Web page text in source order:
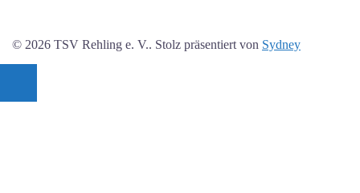
© 2026 TSV Rehling e. V.. Stolz präsentiert von Sydney